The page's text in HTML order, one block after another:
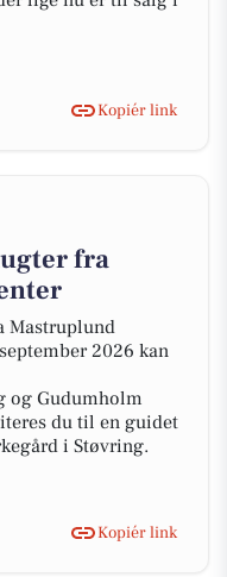
Kopiér link
fra
Mastruplund
2026 kan
og Gudumholm
du til en guidet
i Støvring.
Kopiér link